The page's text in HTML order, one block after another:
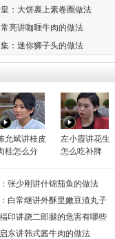
：大饼裹上素卷圈做法
亮讲咖喱牛肉的做法
：迷你狮子头的做法
允斌讲桂皮
桂怎么分
左小霞讲花生
怎么吃补脾
张少刚讲什锦茄鱼的做法
白常继讲外酥里嫩豆渣丸子
印讲跷二郎腿的危害有哪些
东讲韩式酱牛肉的做法